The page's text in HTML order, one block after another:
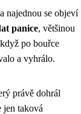
najednou se objeví
panice, většinou
po bouřce
a vyhrálo.
právě dohrál
jen taková